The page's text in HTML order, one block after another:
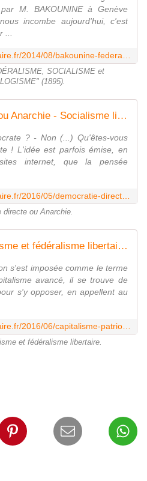
M. BAKOUNINE à Genève
incombe aujourd'hui, c'est
SOCIALISME et
(1895).
★ Démocratie directe ou Anarchie - Socialisme libertaire
? - Non (...) Qu'êtes-vous
! L'idée est parfois émise, en
internet, que la pensée
directe ou Anarchie.
★ Capitalisme, patriotisme et fédéralisme libertaire - Socialisme libertaire
s'est imposée comme le terme
avancé, il se trouve de
s'y opposer, en appellent au
et fédéralisme libertaire.